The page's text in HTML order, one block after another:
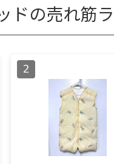
ドの売れ筋